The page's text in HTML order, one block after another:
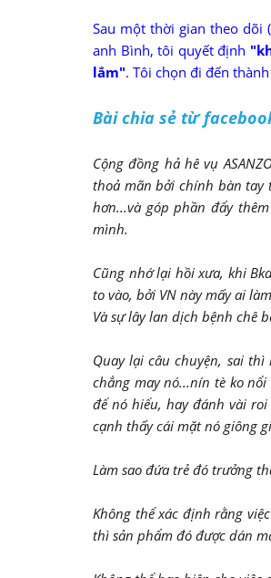
Sau một thời gian theo dõi
anh Bình, tôi quyết định
lắm". Tôi chọn đi đến
Bài chia sẻ từ
Cộng đồng hả hê vụ
thoả mãn bởi chính bàn tay
hơn...và góp phần đẩy
mình.
Cũng nhớ lại hồi xưa, khi
to vào, bởi VN này mấy ai
Và sự lây lan dịch bệnh chê
Quay lại câu chuyện, sai
chẳng may nó...nín tè ko
để nó hiểu, hay đánh vài
cạnh thấy cái mặt nó giông
Làm sao đứa trẻ đó trưởng
Không thể xác định rằng
thì sản phẩm đó được dán